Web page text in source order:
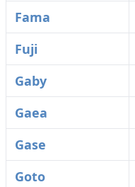
Fama
Fuji
Gaby
Gaea
Gase
Goto